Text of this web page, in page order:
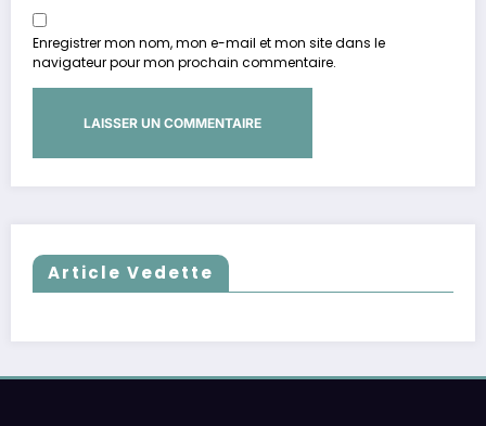
Enregistrer mon nom, mon e-mail et mon site dans le
navigateur pour mon prochain commentaire.
Article Vedette